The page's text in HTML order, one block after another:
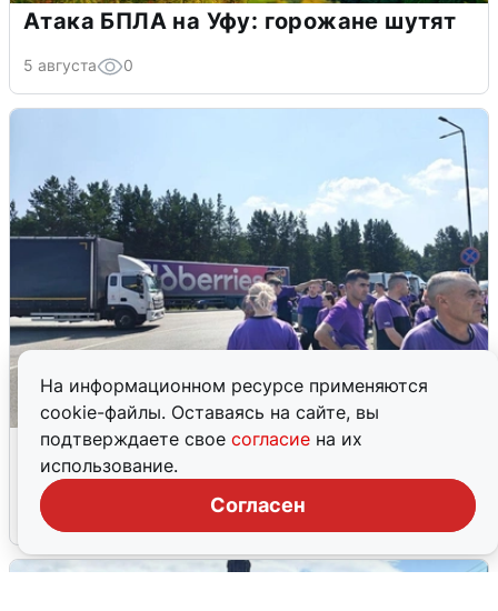
На информационном ресурсе применяются
cookie-файлы. Оставаясь на сайте, вы
подтверждаете свое согласие на их
использование.
Согласен
Атака БПЛА на Уфу: горожане шутят
5 августа 0
Склад Wildberries в Екатеринбурге
эвакуировали из-за БПЛА
5 августа